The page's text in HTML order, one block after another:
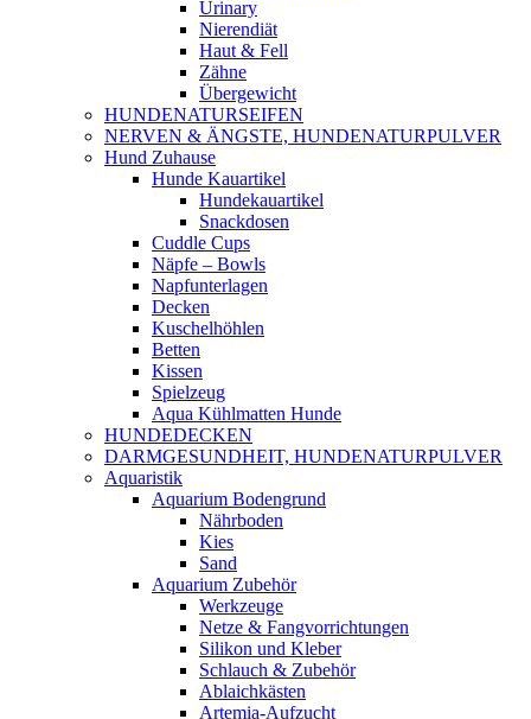
Urinary
Nierendiät
Haut & Fell
Zähne
Übergewicht
HUNDENATURSEIFEN
NERVEN & ÄNGSTE, HUNDENATURPULVER
Hund Zuhause
Hunde Kauartikel
Hundekauartikel
Snackdosen
Cuddle Cups
Näpfe – Bowls
Napfunterlagen
Decken
Kuschelhöhlen
Betten
Kissen
Spielzeug
Aqua Kühlmatten Hunde
HUNDEDECKEN
DARMGESUNDHEIT, HUNDENATURPULVER
Aquaristik
Aquarium Bodengrund
Nährboden
Kies
Sand
Aquarium Zubehör
Werkzeuge
Netze & Fangvorrichtungen
Silikon und Kleber
Schlauch & Zubehör
Ablaichkästen
Artemia-Aufzucht